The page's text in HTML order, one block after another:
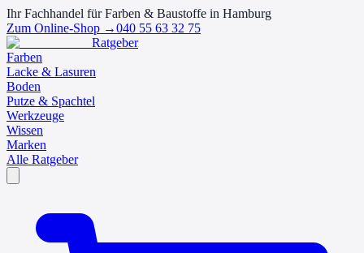
Ihr Fachhandel für Farben & Baustoffe in Hamburg
Zum Online-Shop →040 55 63 32 75
Ratgeber
Farben
Lacke & Lasuren
Boden
Putze & Spachtel
Werkzeuge
Wissen
Marken
Alle Ratgeber